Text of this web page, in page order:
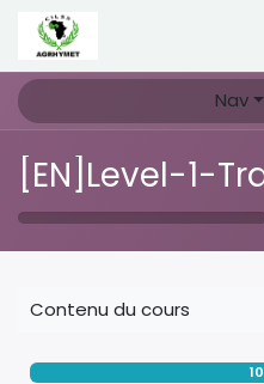
Nav
Contenu du cours
10